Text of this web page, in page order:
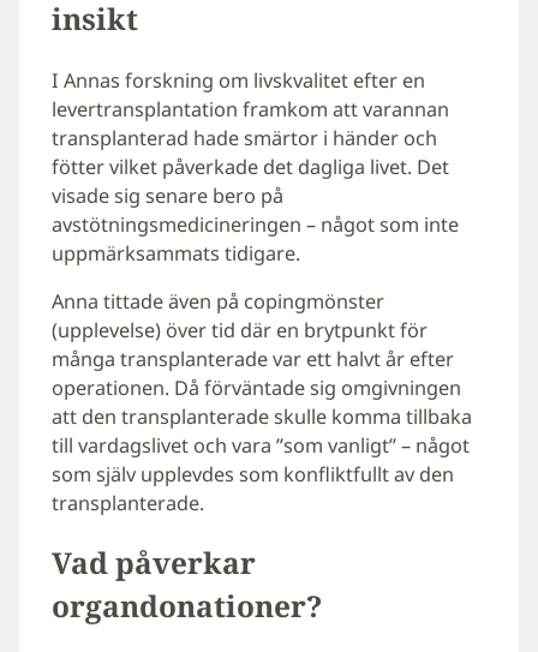
insikt
I Annas forskning om livskvalitet efter en
levertransplantation framkom att varannan
transplanterad hade smärtor i händer och
fötter vilket påverkade det dagliga livet. Det
visade sig senare bero på
avstötningsmedicineringen – något som inte
uppmärksammats tidigare.
Anna tittade även på copingmönster
(upplevelse) över tid där en brytpunkt för
många transplanterade var ett halvt år efter
operationen. Då förväntade sig omgivningen
att den transplanterade skulle komma tillbaka
till vardagslivet och vara ”som vanligt” – något
som själv upplevdes som konfliktfullt av den
transplanterade.
Vad påverkar
organdonationer?